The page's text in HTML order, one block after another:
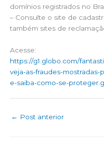
domínios registrados no
– Consulte o site de
também sites de
Acesse:
https://g1.globo.com/
veja-as-fraudes-
e-saiba-como-se-
← Post anterior